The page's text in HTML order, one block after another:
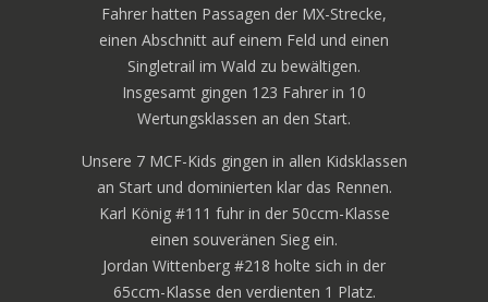
Fahrer hatten Passagen der MX-Strecke,
einen Abschnitt auf einem Feld und einen
Singletrail im Wald zu bewältigen.
Insgesamt gingen 123 Fahrer in 10
Wertungsklassen an den Start.
Unsere 7 MCF-Kids gingen in allen Kidsklassen
an Start und dominierten klar das Rennen.
Karl König #111 fuhr in der 50ccm-Klasse
einen souveränen Sieg ein.
Jordan Wittenberg #218 holte sich in der
65ccm-Klasse den verdienten 1 Platz.